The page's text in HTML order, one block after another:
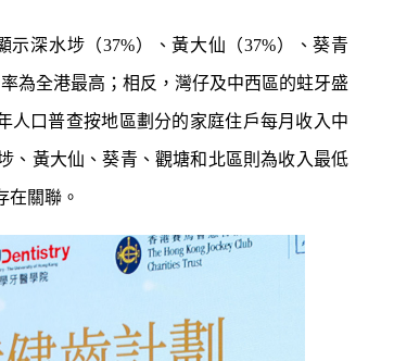
示深水埗（37%）、黃大仙（37%）、葵青
為全港最高；相反，灣仔及中西區的蛀牙盛
人口普查按地區劃分的家庭住戶每月收入中
、黃大仙、葵青、觀塘和北區則為收入最低
在關聯。